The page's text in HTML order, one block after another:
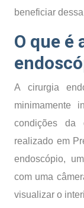
beneficiar
O que é
A cirurgia
minimamente
condições da
realizado em
endoscópio,
com uma
visualizar o